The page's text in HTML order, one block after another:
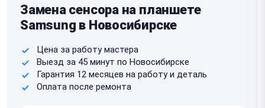
Замена сенсора на планшете
Samsung в Новосибирске
Цена за работу мастера
Выезд за 45 минут по Новосибирске
Гарантия 12 месяцев на работу и деталь
Оплата после ремонта